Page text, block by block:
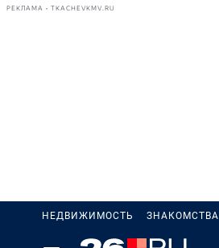
РЕКЛАМА • TKACHEVKMV.RU
НЕДВИЖИМОСТЬ ЗНАКОМСТВА